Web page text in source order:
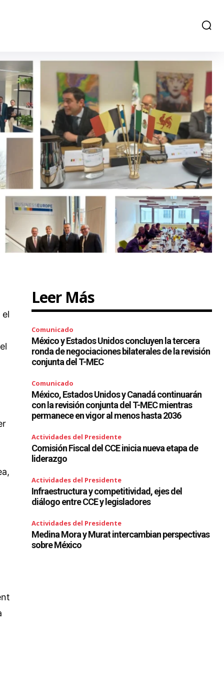
Leer Más
Comunicado
México y Estados Unidos concluyen la tercera
ronda de negociaciones bilaterales de la revisión
conjunta del T-MEC
Comunicado
México, Estados Unidos y Canadá continuarán
con la revisión conjunta del T-MEC mientras
permanece en vigor al menos hasta 2036
Actividades del Presidente
Comisión Fiscal del CCE inicia nueva etapa de
liderazgo
Actividades del Presidente
Infraestructura y competitividad, ejes del
diálogo entre CCE y legisladores
Actividades del Presidente
Medina Mora y Murat intercambian perspectivas
sobre México